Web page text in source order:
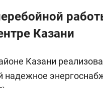
Казани
Казани